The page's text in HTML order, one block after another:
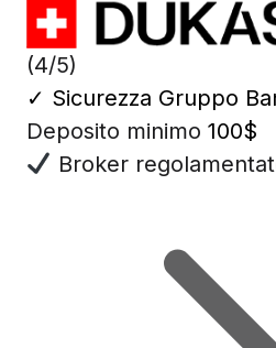
(4/5)
✓ Sicurezza Gruppo
Deposito minimo 100$
Broker